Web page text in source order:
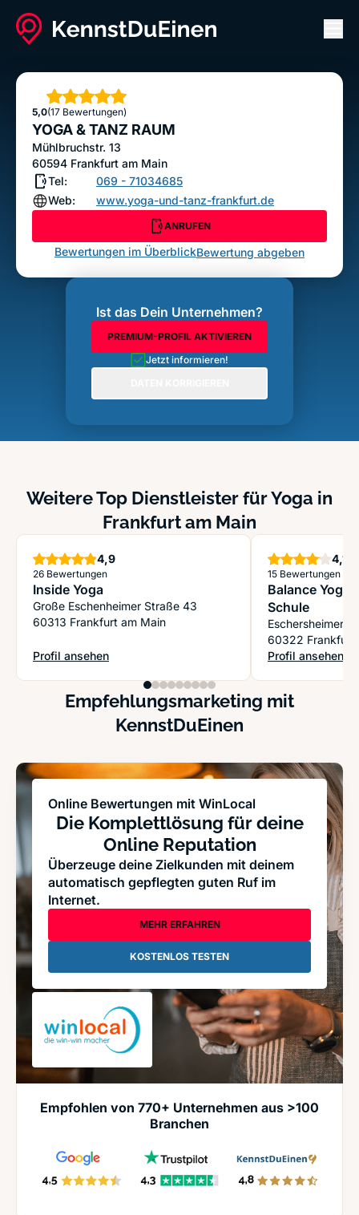
YOGA & TANZ RAUM
Bewertung abgeben
5,0
Sterne
(17 Bewertungen)
YOGA & TANZ RAUM
Mühlbruchstr. 13
60594 Frankfurt am Main
Tel:
069 - 71034685
Web:
www.yoga-und-tanz-frankfurt.de
ANRUFEN
Bewertungen im ÜberblickBewertung abgeben
Ist das Dein Unternehmen?
PREMIUM-PROFIL AKTIVIEREN
Jetzt informieren!
Weitere Top Dienstleister für Yoga in
Frankfurt am Main
4,9Sterne
26 Bewertungen
Inside Yoga
Große Eschenheimer Straße 43
60313 Frankfurt am Main
Profil ansehen
: Inside Yoga
4,1
15 Bewertungen
Balance Yoga
Schule
Eschersheimer
60322 Frankfurt
Profil ansehen
: Balance Yoga
Empfehlungsmarketing mit
KennstDuEinen
Online Bewertungen mit WinLocal
Die Komplettlösung für deine
Online Reputation
Überzeuge deine Zielkunden mit deinem
automatisch gepflegten guten Ruf im
Internet.
MEHR ERFAHREN
KOSTENLOS TESTEN
Empfohlen von 770+ Unternehmen aus >100
Branchen